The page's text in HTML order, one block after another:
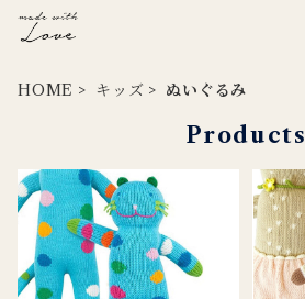
HOME キッズ ぬいぐるみ
Products